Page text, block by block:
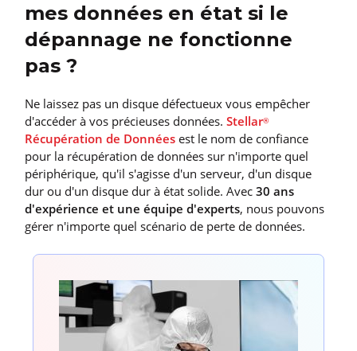
mes données en état si le
dépannage ne fonctionne
pas ?
Ne laissez pas un disque défectueux vous empêcher
d'accéder à vos précieuses données. Stellar®
Récupération de Données est le nom de confiance
pour la récupération de données sur n'importe quel
périphérique, qu'il s'agisse d'un serveur, d'un disque
dur ou d'un disque dur à état solide. Avec 30 ans
d'expérience et une équipe d'experts, nous pouvons
gérer n'importe quel scénario de perte de données.